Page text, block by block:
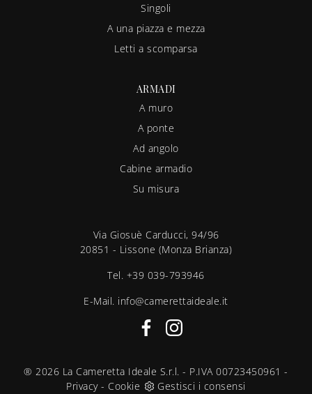
Singoli
A una piazza e mezza
Letti a scomparsa
ARMADI
A muro
A ponte
Ad angolo
Cabine armadio
Su misura
Via Giosuè Carducci, 94/96
20851 - Lissone (Monza Brianza)
Tel. +39 039-793946
E-Mail. info@camerettaideale.it
® 2026 La Cameretta Ideale S.r.l. - P.IVA 00723450961 -
Privacy- Cookie Gestisci i consensi